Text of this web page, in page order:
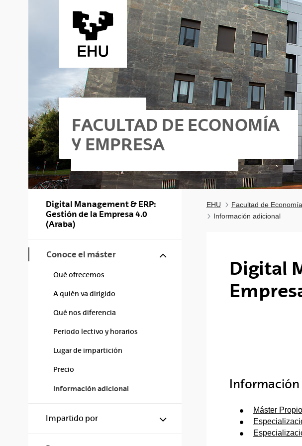
FACULTAD DE ECONOMÍA
Y EMPRESA
Digital Management & ERP:
Gestión de la Empresa 4.0
(Araba)
Conoce el máster Mostrar/ocultar subpáginas
Qué ofrecemos
A quién va dirigido
Qué nos diferencia
Periodo lectivo y horarios
Lugar de impartición
Precio
Información adicional
Impartido por Mostrar/ocultar subpáginas
EHU Facultad de
Información adicional
Digital
Máster